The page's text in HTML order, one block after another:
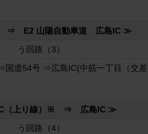
⇒ E2 山陽自動車道 広島IC ≫
う回路（3）
道54号 ⇒広島IC(中筋一丁目（交差
IC（上り線）※ ⇒ 広島IC ≫
う回路（4）